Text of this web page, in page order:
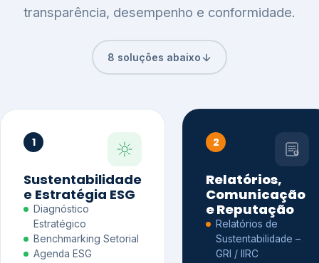
transparência, desempenho e conformidade.
8 soluções abaixo
1
Sustentabilidade
e Estratégia ESG
Diagnóstico
Estratégico
Benchmarking Setorial
Agenda ESG
2
Relatórios,
Comunicação
e Reputação
Relatórios de
Sustentabilidade –
GRI / IIRC